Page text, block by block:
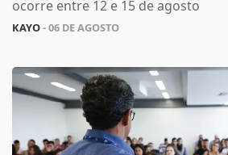
ocorre entre 12 e 15 de agosto
KAYO- 06 DE AGOSTO